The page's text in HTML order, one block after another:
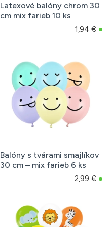
Latexové balóny chrom 30
cm mix farieb 10 ks
1,94 €
Balóny s tvárami smajlíkov
30 cm – mix farieb 6 ks
2,99 €